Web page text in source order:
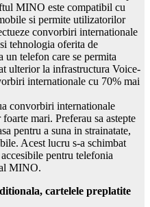
MINO este compatibil cu
si permite utilizatorilor
convorbiri internationale
tehnologia oferita de
telefon care se permita
ulterior la infrastructura Voice-
internationale cu 70% mai
convorbiri internationale
mari. Preferau sa astepte
pentru a suna in strainatate,
Acest lucru s-a schimbat
pentru telefonia
MINO.
cartelele preplatite